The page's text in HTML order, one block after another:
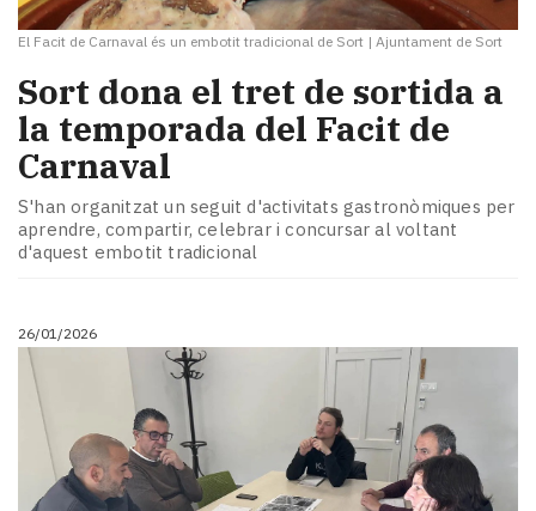
El Facit de Carnaval és un embotit tradicional de Sort | Ajuntament de Sort
Sort dona el tret de sortida a
la temporada del Facit de
Carnaval
S'han organitzat un seguit d'activitats gastronòmiques per
aprendre, compartir, celebrar i concursar al voltant
d'aquest embotit tradicional
26/01/2026